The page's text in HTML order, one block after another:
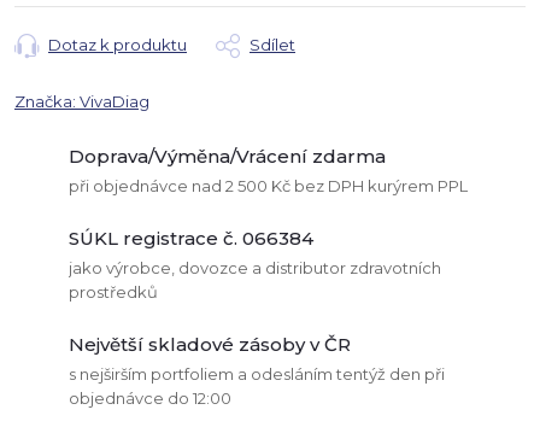
Dotaz k produktu Sdílet
Značka: VivaDiag
Doprava/Výměna/Vrácení zdarma
při objednávce nad 2 500 Kč bez DPH kurýrem PPL
SÚKL registrace č. 066384
jako výrobce, dovozce a distributor zdravotních
prostředků
Největší skladové zásoby v ČR
s nejširším portfoliem a odesláním tentýž den při
objednávce do 12:00